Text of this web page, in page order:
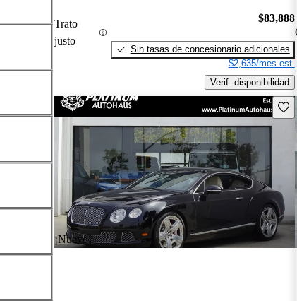
Trato
justo
$83,888
Sin tasas de concesionario adicionales
$2,635/mes est.
Verif. disponibilidad
¡Nuevo!